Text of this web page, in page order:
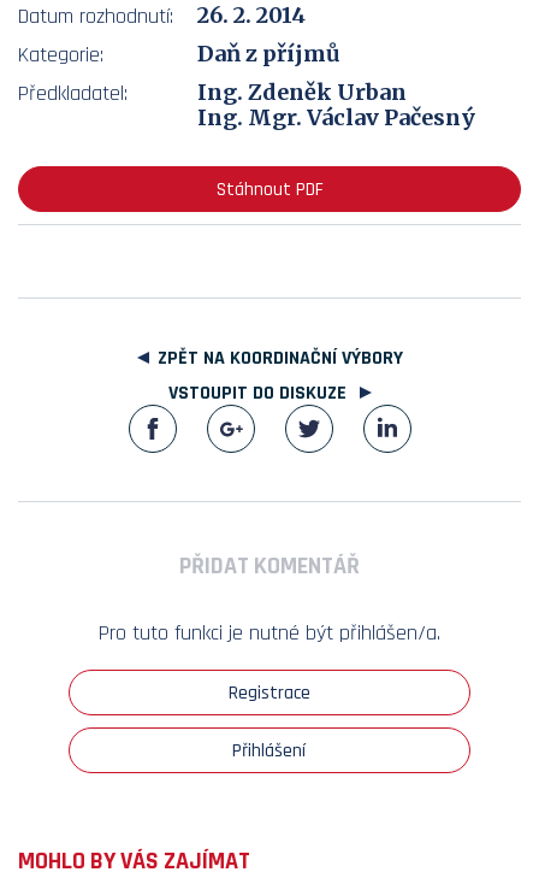
Datum rozhodnutí:
26. 2. 2014
Kategorie:
Daň z příjmů
Předkladatel:
Ing. Zdeněk Urban
Ing. Mgr. Václav Pačesný
Stáhnout PDF
ZPĚT NA KOORDINAČNÍ VÝBORY
VSTOUPIT DO DISKUZE
PŘIDAT KOMENTÁŘ
Pro tuto funkci je nutné být přihlášen/a.
Registrace
Přihlášení
MOHLO BY VÁS ZAJÍMAT